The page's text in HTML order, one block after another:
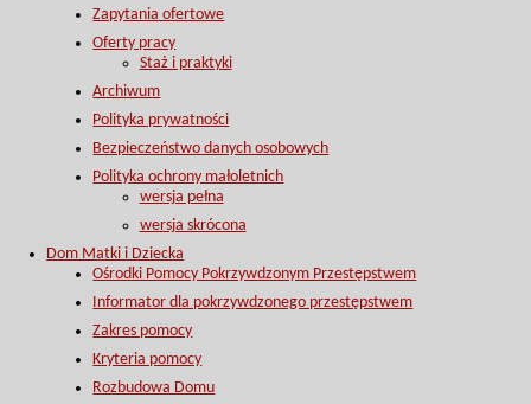
Zapytania ofertowe
Oferty pracy
Staż i praktyki
Archiwum
Polityka prywatności
Bezpieczeństwo danych osobowych
Polityka ochrony małoletnich
wersja pełna
wersja skrócona
Dom Matki i Dziecka
Ośrodki Pomocy Pokrzywdzonym Przestępstwem
Informator dla pokrzywdzonego przestępstwem
Zakres pomocy
Kryteria pomocy
Rozbudowa Domu